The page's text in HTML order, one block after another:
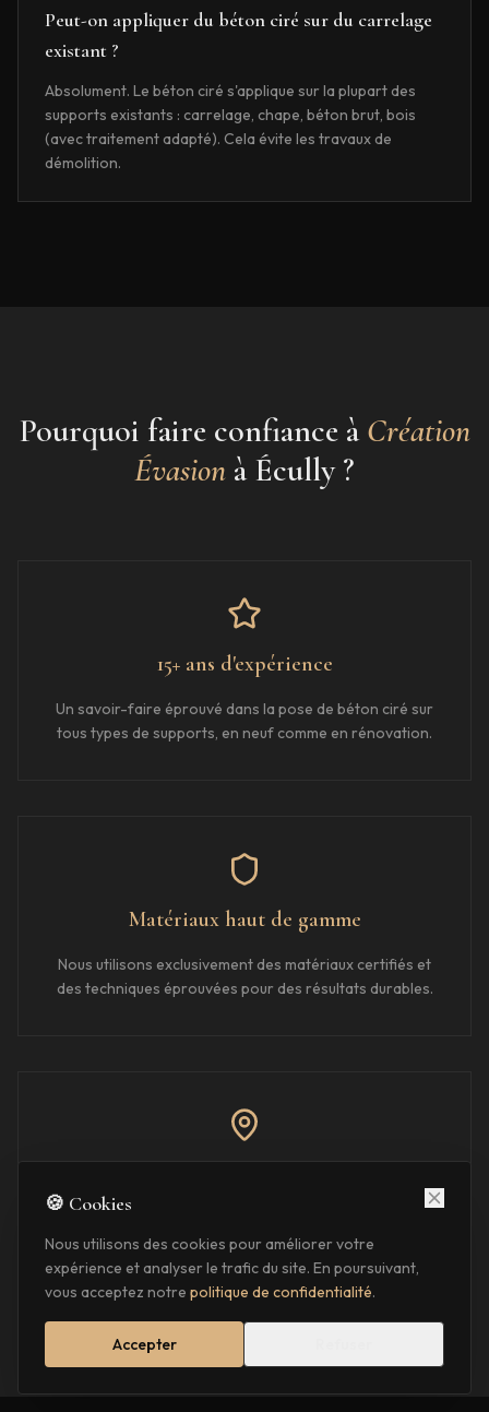
Peut-on appliquer du béton ciré sur du carrelage
existant ?
Absolument. Le béton ciré s'applique sur la plupart des
supports existants : carrelage, chape, béton brut, bois
(avec traitement adapté). Cela évite les travaux de
démolition.
Pourquoi faire confiance àCréation
Évasion àÉcully?
15+ ans d'expérience
Un savoir-faire éprouvé dans la pose de béton ciré sur
tous types de supports, en neuf comme en rénovation.
Matériaux haut de gamme
Nous utilisons exclusivement des matériaux certifiés et
des techniques éprouvées pour des résultats durables.
et assurons un suivi de proximité sur chaque projet.
🍪 Cookies
Nous utilisons des cookies pour améliorer votre
expérience et analyser le trafic du site. En poursuivant,
vous acceptez notre politique de confidentialité.
Accepter